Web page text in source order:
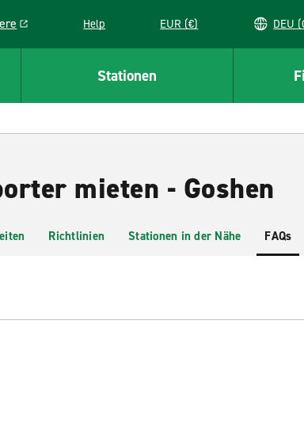
in a new window
Help EUR (€)
Stationen
mieten - Goshen
Richtlinien Stationen in der Nähe FAQs